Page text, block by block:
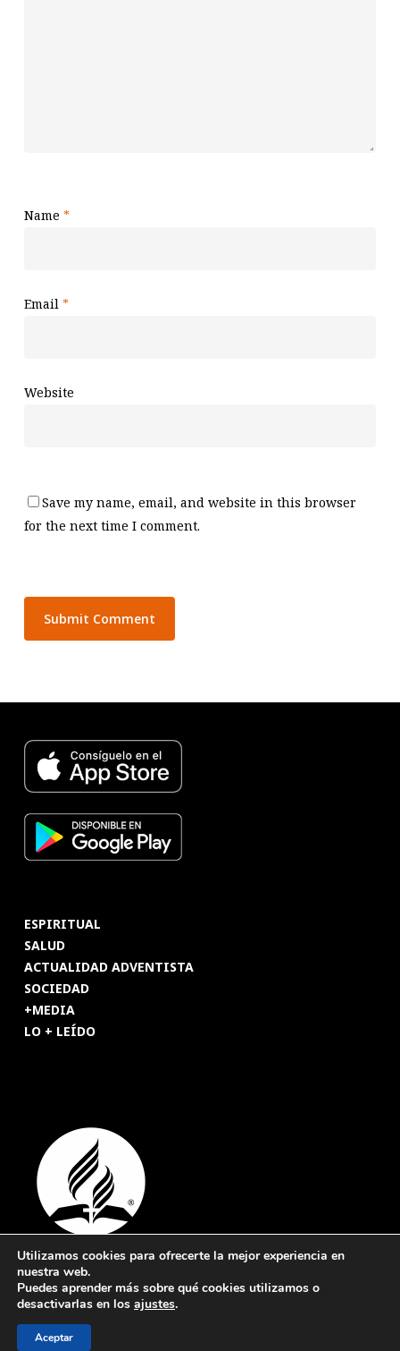
Name *
Email *
Website
Save my name, email, and website in this browser
for the next time I comment.
ESPIRITUAL
SALUD
ACTUALIDAD ADVENTISTA
SOCIEDAD
+MEDIA
LO + LEÍDO
© 2026 Revista Adventista de España. UICASDE. Derechos
reservados.
Utilizamos cookies para ofrecerte la mejor experiencia en
nuestra web.
Puedes aprender más sobre qué cookies utilizamos o
desactivarlas en los ajustes.
Aceptar